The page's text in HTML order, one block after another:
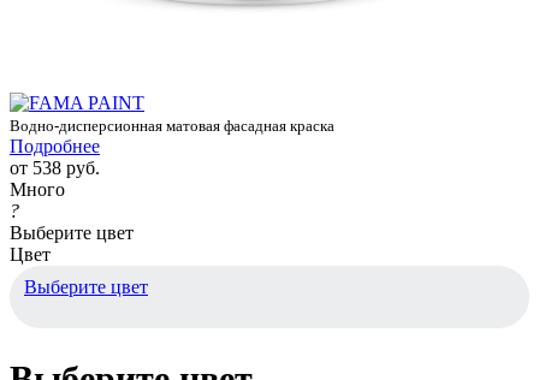
Водно-дисперсионная матовая фасадная краска
Подробнее
от 538 руб.
Много
?
Выберите цвет
Цвет
Выберите цвет